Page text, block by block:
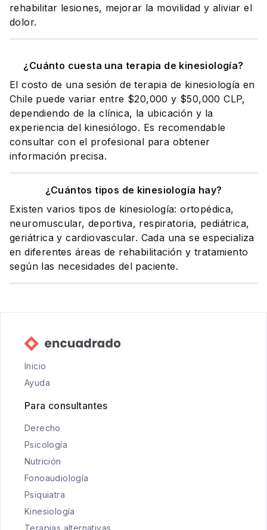
rehabilitar lesiones, mejorar la movilidad y aliviar el
dolor.
¿Cuánto cuesta una terapia de kinesiología?
El costo de una sesión de terapia de kinesiología en
Chile puede variar entre $20,000 y $50,000 CLP,
dependiendo de la clínica, la ubicación y la
experiencia del kinesiólogo. Es recomendable
consultar con el profesional para obtener
información precisa.
¿Cuántos tipos de kinesiología hay?
Existen varios tipos de kinesiología: ortopédica,
neuromuscular, deportiva, respiratoria, pediátrica,
geriátrica y cardiovascular. Cada una se especializa
en diferentes áreas de rehabilitación y tratamiento
según las necesidades del paciente.
Inicio
Ayuda
Para consultantes
Derecho
Psicología
Nutrición
Fonoaudiología
Psiquiatra
Kinesiología
Terapias alternativas